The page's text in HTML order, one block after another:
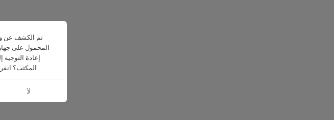
تم الكشف عن
المحمول على
إعادة
المكتب؟
لا